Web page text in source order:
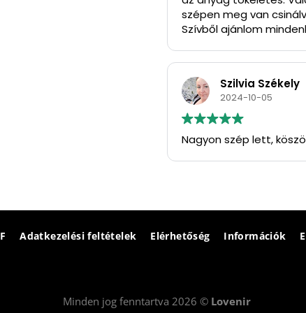
szépen meg van
Szívből ajánlom
Szilvia Székely
2024-10-05
Nagyon szép lett,
Adatkezelési feltételek Elérhetőség Információk
Minden jog fenntartva 2026 © Lovenir